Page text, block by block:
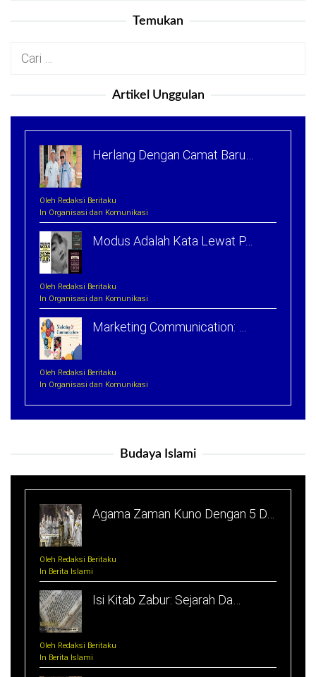
Temukan
Cari
Artikel Unggulan
Herlang Dengan Camat Baru…
Oleh Redaksi Beritaku
In Organisasi dan Komunikasi
Modus Adalah Kata Lewat P…
Oleh Redaksi Beritaku
In Organisasi dan Komunikasi
Marketing Communication: …
Oleh Redaksi Beritaku
In Organisasi dan Komunikasi
Budaya Islami
Agama Zaman Kuno Dengan 5 D…
Oleh Redaksi Beritaku
In Berita Islami
Isi Kitab Zabur: Sejarah Da…
Oleh Redaksi Beritaku
In Berita Islami